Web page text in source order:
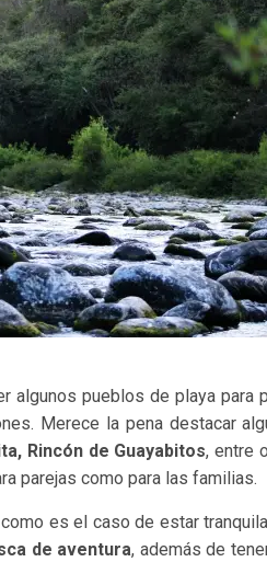
pueblos de playa para
Merece la pena destacar
Rincón de Guayabitos, entre
parejas como para las familias.
es el caso de estar
de aventura, además de